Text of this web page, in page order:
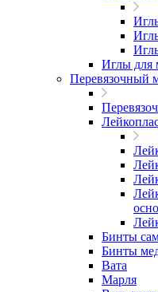
Иглы для
Перевязочный
Бинты
Бинты
Вата
Марля